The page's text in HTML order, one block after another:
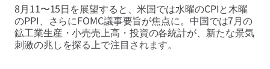
8月11〜15日を展望すると、米国では水曜のCPIと木曜
のPPI、さらにFOMC議事要旨が焦点に。中国では7月の
鉱工業生産・小売売上高・投資の各統計が、新たな景気
刺激の兆しを探る上で注目されます。